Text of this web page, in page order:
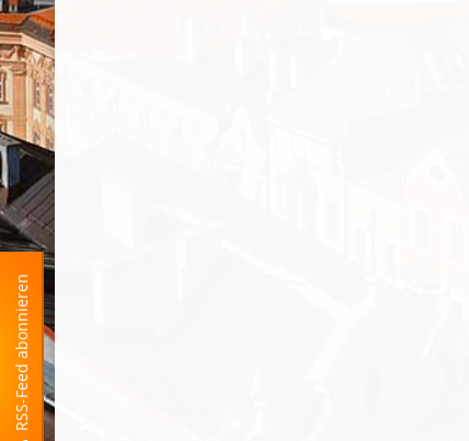
RSS-Feed abonnieren